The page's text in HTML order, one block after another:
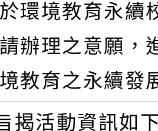
環境教育永續
辦理之意願，
教育之永續發
揭活動資訊如